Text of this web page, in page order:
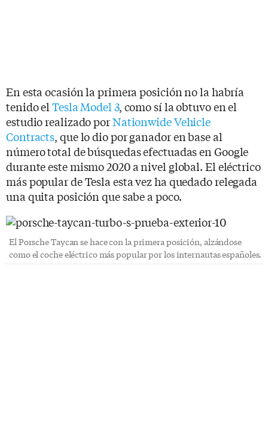
En esta ocasión la primera posición no la habría
tenido elTesla Model 3, como sí la obtuvo en el
estudio realizado porNationwide Vehicle
Contracts, que lo dio por ganador en base al
número total de búsquedas efectuadas en Google
durante este mismo 2020 a nivel global. El eléctrico
más popular de Tesla esta vez ha quedado relegada
una quita posición que sabe a poco.
El Porsche Taycan se hace con la primera posición, alzándose
como el coche eléctrico más popular por los internautas españoles.